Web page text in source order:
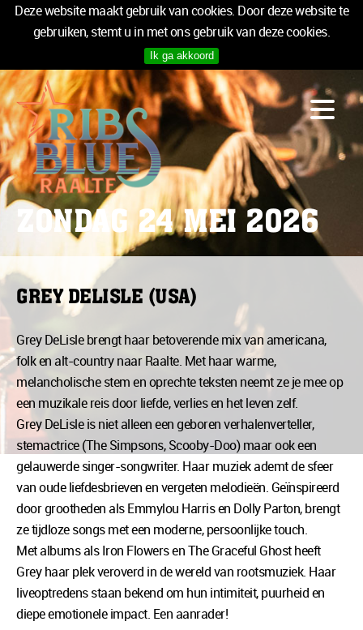
Deze website maakt gebruik van cookies. Door deze website te
gebruiken, stemt u in met ons gebruik van deze cookies.
Ik ga akkoord
PROGRAMMA
LOGIES
INFO
MEDIA
TICKETS
SPONSOREN
NIEUWSBRIEF
TICKETS
ZONDAG 24 MEI 2026
GREY DELISLE (USA)
Grey DeLisle brengt haar betoverende mix van americana,
folk en alt-country naar Raalte. Met haar warme,
melancholische stem en oprechte teksten neemt ze je mee op
een muzikale reis door liefde, verlies en het leven zelf.
Grey DeLisle is niet alleen een geboren verhalenverteller,
stemactrice (The Simpsons, Scooby-Doo) maar ook een
gelauwerde singer-songwriter. Haar muziek ademt de sfeer
van oude liefdesbrieven en vergeten melodieën. Geïnspireerd
door grootheden als Emmylou Harris en Dolly Parton, brengt
ze tijdloze songs met een moderne, persoonlijke touch.
Met albums als Iron Flowers en The Graceful Ghost heeft
Grey haar plek veroverd in de wereld van rootsmuziek. Haar
liveoptredens staan bekend om hun intimiteit, puurheid en
diepe emotionele impact. Een aanrader!